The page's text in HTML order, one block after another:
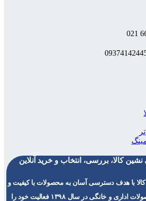
نشین کالا، بررسی، انتخاب و خرید آنلاین
کالا با هدف دسترسی آسان به محصولات با کیفیت و
استاندارد در زمینه محصولات اداری و خانگی در سال ۱۳۹۸ فعالیت خود را